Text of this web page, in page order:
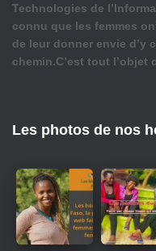
Technologies de
connu que les femmes
de leur donner envie d’y
chemin.C’est tout l’objet
Les photos de nos